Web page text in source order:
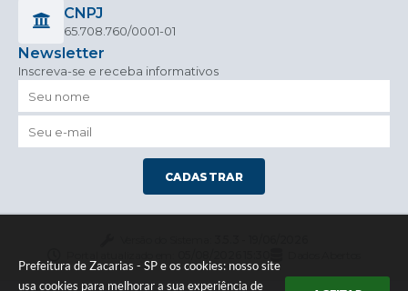
Prefeitura de Zacarias - SP e os cookies: nosso site
usa cookies para melhorar a sua experiência de
CNPJ
65.708.760/0001-01
Newsletter
Inscreva-se e receba informativos
CADASTRAR